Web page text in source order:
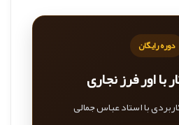
دوره رایگان
اور فرز نجاری
با استاد عباس جمالی